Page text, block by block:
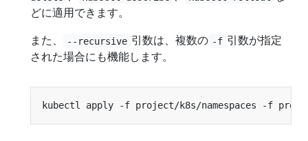
どに適用できます。
また、
--recursive 引数は、複数の -f 引数が指定
された場合にも機能します。